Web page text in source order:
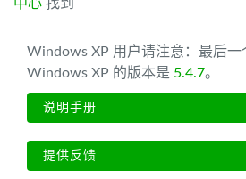
中心 找到
Windows XP 用户请注意：最后一
Windows XP 的版本是 5.4.7。
说明手册
提供反馈